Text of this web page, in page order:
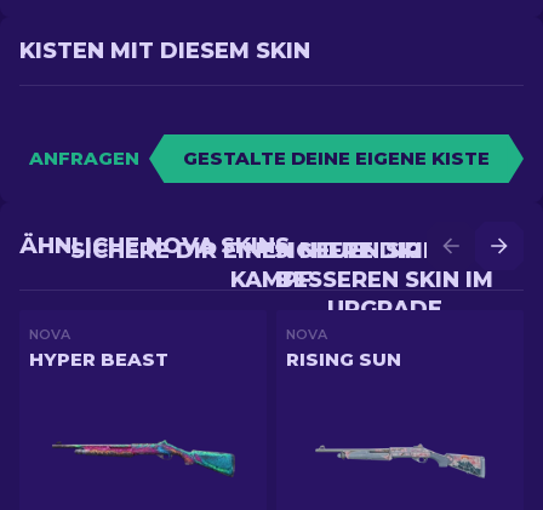
KISTEN MIT DIESEM SKIN
ANFRAGEN GESTALTE DEINE EIGENE KISTE
SICHERE DIR EINEN
BESSEREN SKIN IM
UPGRADE
SICHERE DIR EINEN NEUEN SKIN IM
KAMPF
ÄHNLICHE NOVA SKINS
NOVA
HYPER BEAST
NOVA
RISING SUN